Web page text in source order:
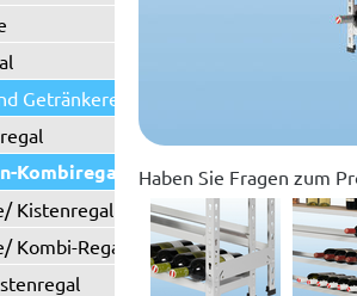
Getränkeregal
Kombiregal
Kistenregal
Kombi-Regal
Haben Sie Fragen zum